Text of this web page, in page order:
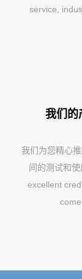
service,
我们
我们为您精心
间的测试和
excellent